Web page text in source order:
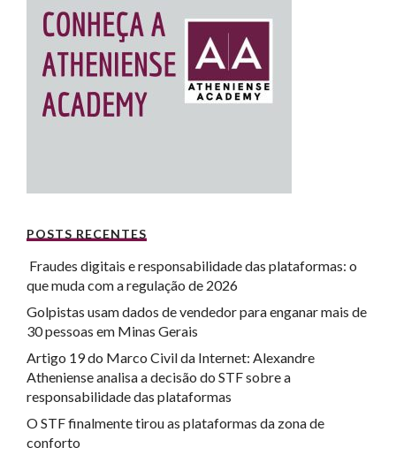
POSTS RECENTES
Fraudes digitais e responsabilidade das plataformas: o
que muda com a regulação de 2026
Golpistas usam dados de vendedor para enganar mais de
30 pessoas em Minas Gerais
Artigo 19 do Marco Civil da Internet: Alexandre
Atheniense analisa a decisão do STF sobre a
responsabilidade das plataformas
O STF finalmente tirou as plataformas da zona de
conforto